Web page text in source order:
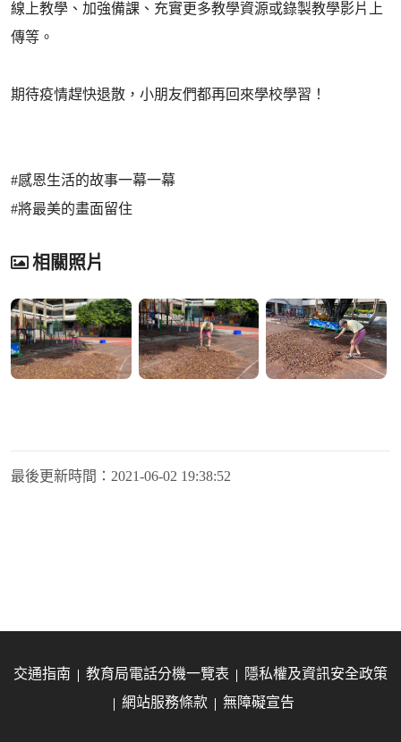
線上教學、加強備課、充實更多教學資源或錄製教學影片上
傳等。
期待疫情趕快退散，小朋友們都再回來學校學習！
#感恩生活的故事一幕一幕
#將最美的畫面留住
相關照片
最後更新時間： 2021-06-02 19:38:52
交通指南 教育局電話分機一覽表
隱私權及資訊安全政策
網站服務條款
無障礙宣告